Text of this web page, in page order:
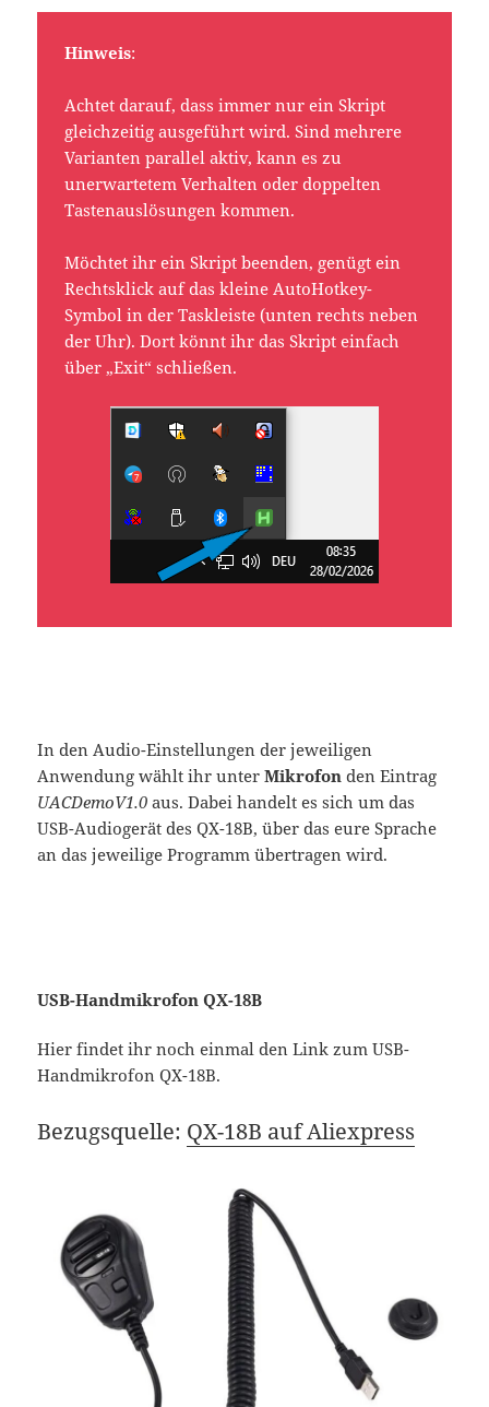
Hinweis:
Achtet darauf, dass immer nur ein Skript
gleichzeitig ausgeführt wird. Sind mehrere
Varianten parallel aktiv, kann es zu
unerwartetem Verhalten oder doppelten
Tastenauslösungen kommen.
Möchtet ihr ein Skript beenden, genügt ein
Rechtsklick auf das kleine AutoHotkey-
Symbol in der Taskleiste (unten rechts neben
der Uhr). Dort könnt ihr das Skript einfach
über „Exit“ schließen.
In den Audio-Einstellungen der jeweiligen
Anwendung wählt ihr unterMikrofon den Eintrag
UACDemoV1.0 aus. Dabei handelt es sich um das
USB-Audiogerät des QX-18B, über das eure Sprache
an das jeweilige Programm übertragen wird.
USB-Handmikrofon QX-18B
Hier findet ihr noch einmal den Link zum USB-
Handmikrofon QX-18B.
Bezugsquelle: QX-18B auf Aliexpress